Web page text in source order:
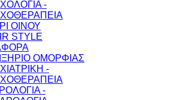
-
ΟΙΝΟΥ
STYLE
ΟΜΟΡΦΙΑΣ
-
-